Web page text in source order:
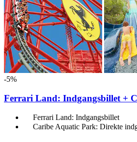
-5%
Ferrari Land: Indgangsbillet +
Ferrari Land: Indgangsbillet
Caribe Aquatic Park: Direkte